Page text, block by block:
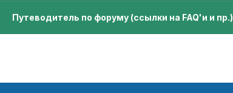
Путеводитель по форуму (ссылки на FAQ'и и пр.)